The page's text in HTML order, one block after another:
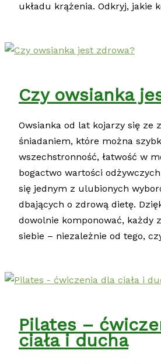
układu krążenia. Odkryj, jakie
Czy owsianka
Owsianka od lat kojarzy się ze
śniadaniem, które można
wszechstronność, łatwość w
bogactwo wartości
się jednym z ulubionych
dbających o zdrową dietę.
dowolnie komponować, każdy
siebie – niezależnie od tego,
Pilates –
ciała i ducha